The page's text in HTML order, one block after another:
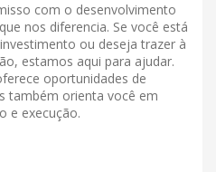
com o desenvolvimento
nos diferencia. Se você está
ou deseja trazer à
estamos aqui para ajudar.
oportunidades de
também orienta você em
e execução.